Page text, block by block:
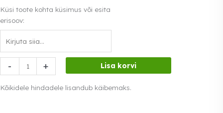
Küsi toote kohta küsimus või esita
erisoov:
-
müük
kogus
+ Lisa korvi
Kõikidele hindadele lisandub käibemaks.